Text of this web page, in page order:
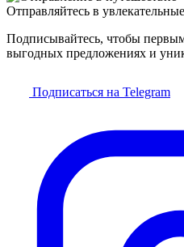
Отправляйтесь в
Подписывайтесь, чтобы
выгодных предложениях и
Подписаться на Telegram